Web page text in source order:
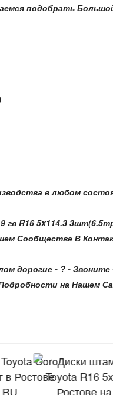
подобрать
в любом
гв R16 5x114.3
В
дорогие - ? -
на Нашем